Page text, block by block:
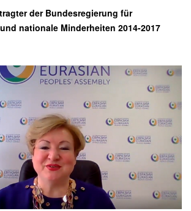
der Bundesregierung für
nationale Minderheiten 2014-2017